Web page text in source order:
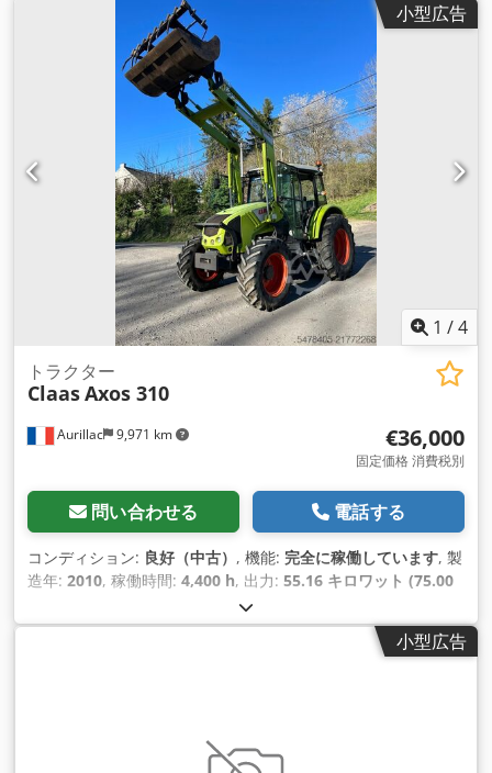
小型広告
1 /4
Aurillac 9,971 km
トラクター
ClaasAxos 310
€36,000
固定価格 消費税別
問い合わせる 電話する
コンディション: 良好（中古） , 機能: 完全に稼働しています, 製
造年: 2010, 稼働時間: 4,400 h, 出力: 55.16 キロワット (75.00
A2204DAA2203584
小型広告